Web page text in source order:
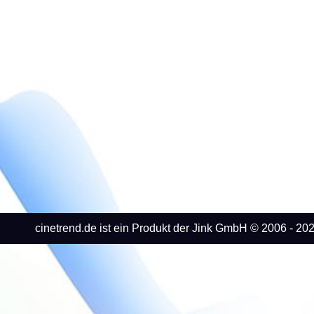
cinetrend.de ist ein Produkt der Jink GmbH © 2006 -